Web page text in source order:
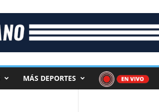
MÁS DEPORTES